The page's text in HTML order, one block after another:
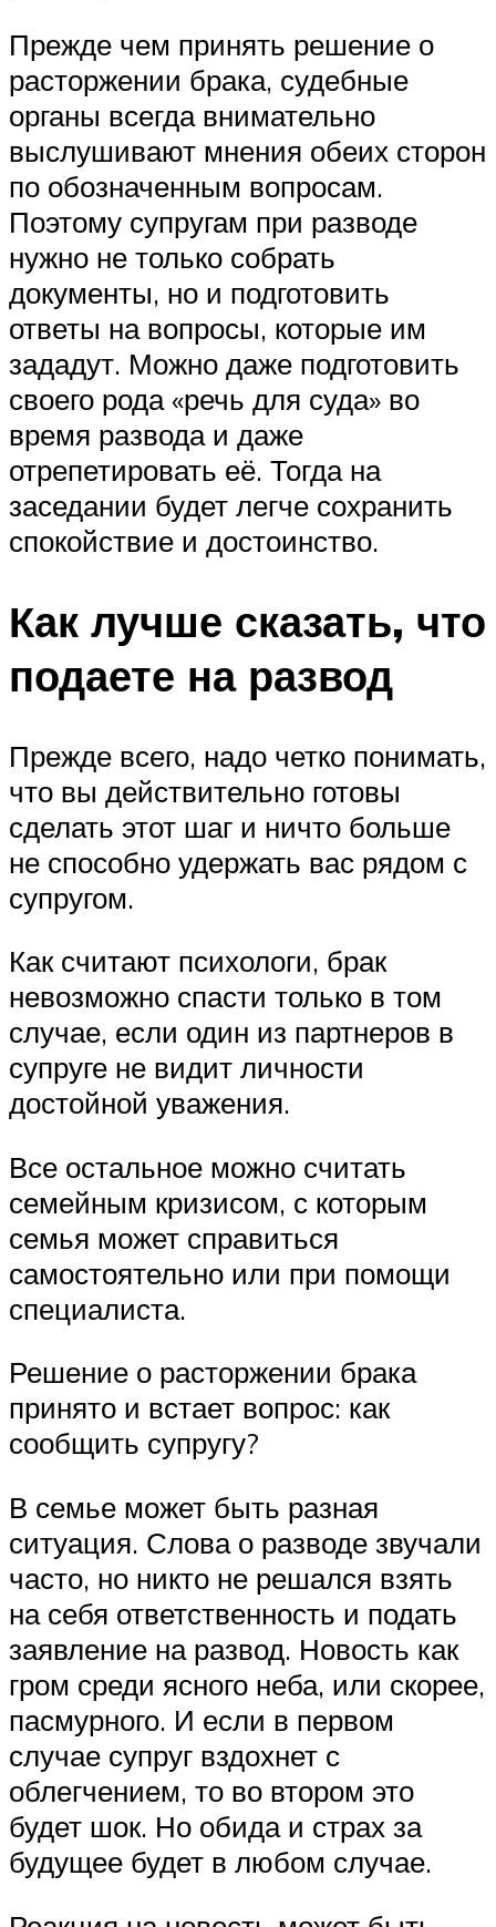
Прежде чем принять решение о
расторжении брака, судебные
органы всегда внимательно
выслушивают мнения обеих сторон
по обозначенным вопросам.
Поэтому супругам при разводе
нужно не только собрать
документы, но и подготовить
ответы на вопросы, которые им
зададут. Можно даже подготовить
своего рода «речь для суда» во
время развода и даже
отрепетировать её. Тогда на
заседании будет легче сохранить
спокойствие и достоинство.
Как лучше сказать, что
подаете на развод
Прежде всего, надо четко понимать,
что вы действительно готовы
сделать этот шаг и ничто больше
не способно удержать вас рядом с
супругом.
Как считают психологи, брак
невозможно спасти только в том
случае, если один из партнеров в
супруге не видит личности
достойной уважения.
Все остальное можно считать
семейным кризисом, с которым
семья может справиться
самостоятельно или при помощи
специалиста.
Решение о расторжении брака
принято и встает вопрос: как
сообщить супругу?
В семье может быть разная
ситуация. Слова о разводе звучали
часто, но никто не решался взять
на себя ответственность и подать
заявление на развод. Новость как
гром среди ясного неба, или скорее,
пасмурного. И если в первом
случае супруг вздохнет с
облегчением, то во втором это
будет шок. Но обида и страх за
будущее будет в любом случае.